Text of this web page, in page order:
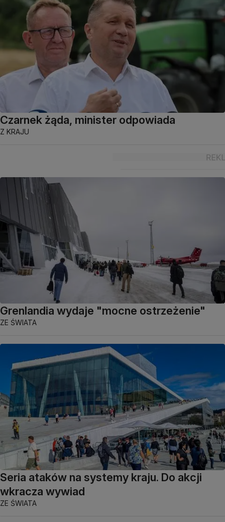
Czarnek żąda, minister odpowiada
Z KRAJU
Grenlandia wydaje "mocne ostrzeżenie"
ZE ŚWIATA
Seria ataków na systemy kraju. Do akcji
wkracza wywiad
ZE ŚWIATA